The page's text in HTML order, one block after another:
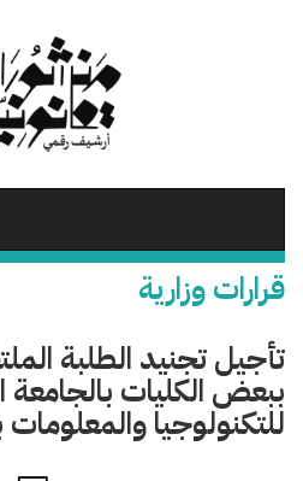
قرارات وزارية
تأجيل تجنيد الطلبة
ببعض الكليات بالجامعة
للتكنولوجيا